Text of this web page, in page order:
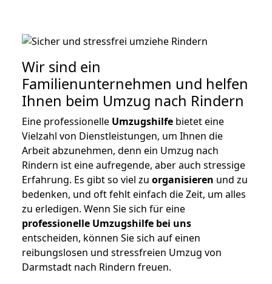
Wir sind ein
Familienunternehmen und helfen
Ihnen beim Umzug nach Rindern
Eine professionelle Umzugshilfe bietet eine
Vielzahl von Dienstleistungen, um Ihnen die
Arbeit abzunehmen, denn ein Umzug nach
Rindern ist eine aufregende, aber auch stressige
Erfahrung. Es gibt so viel zu organisieren und zu
bedenken, und oft fehlt einfach die Zeit, um alles
zu erledigen. Wenn Sie sich für eine
professionelle Umzugshilfe bei uns
entscheiden, können Sie sich auf einen
reibungslosen und stressfreien Umzug von
Darmstadt nach Rindern freuen.